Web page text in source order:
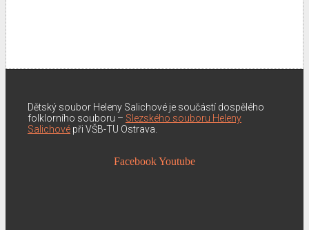
Dětský soubor Heleny Salichové je součástí dospělého
folklorního souboru – Slezského souboru Heleny
Salichové při VŠB-TU Ostrava.
FacebookYoutube